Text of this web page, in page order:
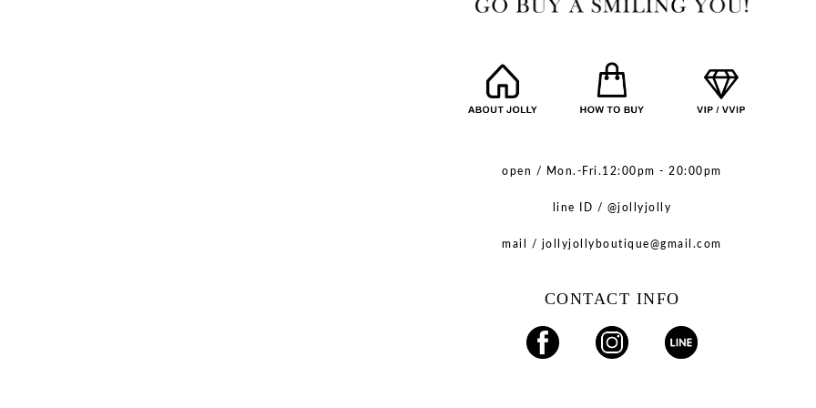
open / Mon.-Fri.12:00pm - 20:00pm
line ID / @jollyjolly
mail / jollyjollyboutique@gmail.com
CONTACT INFO